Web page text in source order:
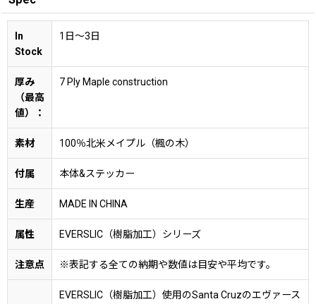
In
Stock
1日〜3日
厚み
（最高
値）：
7 Ply Maple construction
素材 100％北米メイプル（楓の木）
付属 本体&ステッカー
生産 MADE IN CHINA
属性 EVERSLIC（樹脂加工）シリーズ
注意点 ※表記する全ての納期や数値は目安や平均です。
EVERSLIC（樹脂加工）使用のSanta Cruzのエヴァース